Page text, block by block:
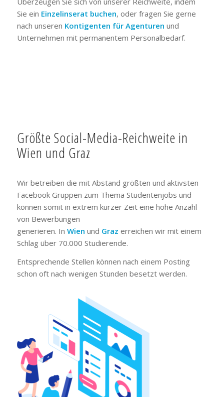
Sie ein Einzelinserat buchen, oder fragen Sie gerne
nach unseren Kontigenten für Agenturen und
Unternehmen mit permanentem Personalbedarf.
Größte Social-Media-Reichweite in
Wien und Graz
Wir betreiben die mit Abstand größten und aktivsten
Facebook Gruppen zum Thema Studentenjobs und
können somit in extrem kurzer Zeit eine hohe Anzahl
von Bewerbungen
generieren. In Wien und Graz erreichen wir mit einem
Schlag über 70.000 Studierende.
Entsprechende Stellen können nach einem Posting
schon oft nach wenigen Stunden besetzt werden.